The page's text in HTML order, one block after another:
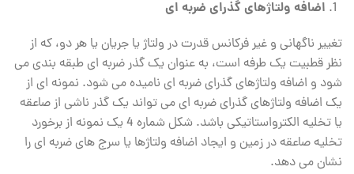
اضافه ولتاژهای گذرای ضربه ای
تغییر ناگهانی و غیر فرکانس قدرت در ولتاژ یا جریان یا هر دو، که از
نظر قطبیت یک طرفه است، به عنوان یک گذر ضربه ای طبقه بندی می
شود و اضافه ولتاژهای گذرای ضربه ای نامیده می شود. نمونه ای از
یک اضافه ولتاژهای گذرای ضربه ای می تواند یک گذر ناشی از صاعقه
یا تخلیه الکترواستاتیکی باشد. شکل شماره 4 یک نمونه از برخورد
تخلیه صاعقه در زمین و ایجاد اضافه ولتاژها یا سرج های ضربه ای را
نشان می دهد.